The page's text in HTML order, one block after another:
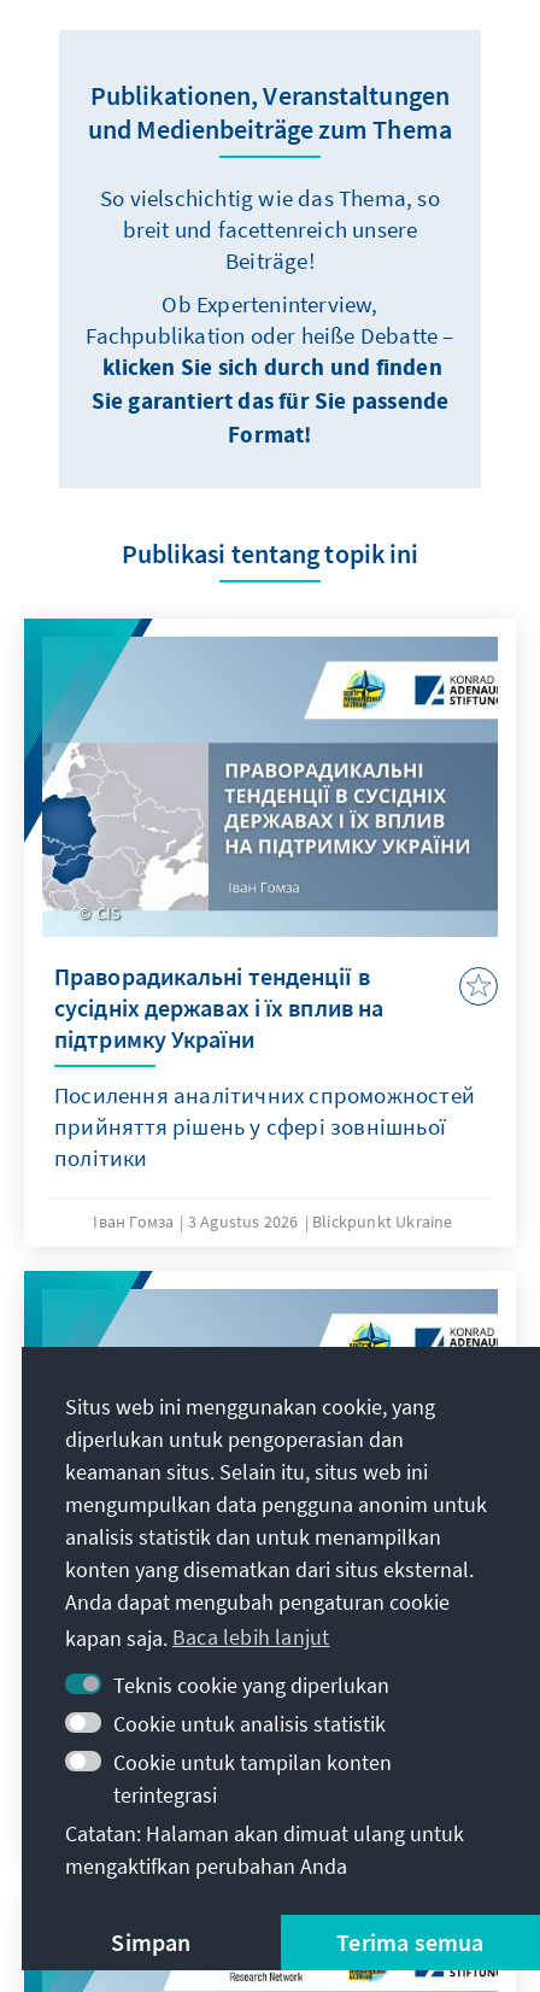
Publikationen, Veranstaltungen
und Medienbeiträge zum Thema
So vielschichtig wie das Thema, so
breit und facettenreich unsere
Beiträge!
Ob Experteninterview,
Fachpublikation oder heiße Debatte –
klicken Sie sich durch und finden
Sie garantiert das für Sie passende
Format!
Publikasi tentang topik ini
CIS
Праворадикальні тенденції в
сусідніх державах і їх вплив на
підтримку України
Посилення аналітичних спроможностей
прийняття рішень у сфері зовнішньої
політики
Іван Гомза 3 Agustus 2026 Blickpunkt Ukraine
CIS
Стратегія послаблення Росії в
сучасних умовах
Посилення аналітичних спроможностей
прийняття рішень у сфері зовнішньої
політики
Олексій Їжак 27 Juli 2026 Blickpunkt Ukraine
Situs web ini menggunakan cookie, yang
diperlukan untuk pengoperasian dan
keamanan situs. Selain itu, situs web ini
mengumpulkan data pengguna anonim untuk
analisis statistik dan untuk menampilkan
konten yang disematkan dari situs eksternal.
Anda dapat mengubah pengaturan cookie
kapan saja. Baca lebih lanjut
Teknis cookie yang diperlukan
Cookie untuk analisis statistik
Cookie untuk tampilan konten
terintegrasi
Catatan: Halaman akan dimuat ulang untuk
mengaktifkan perubahan Anda
Simpan Terima semua